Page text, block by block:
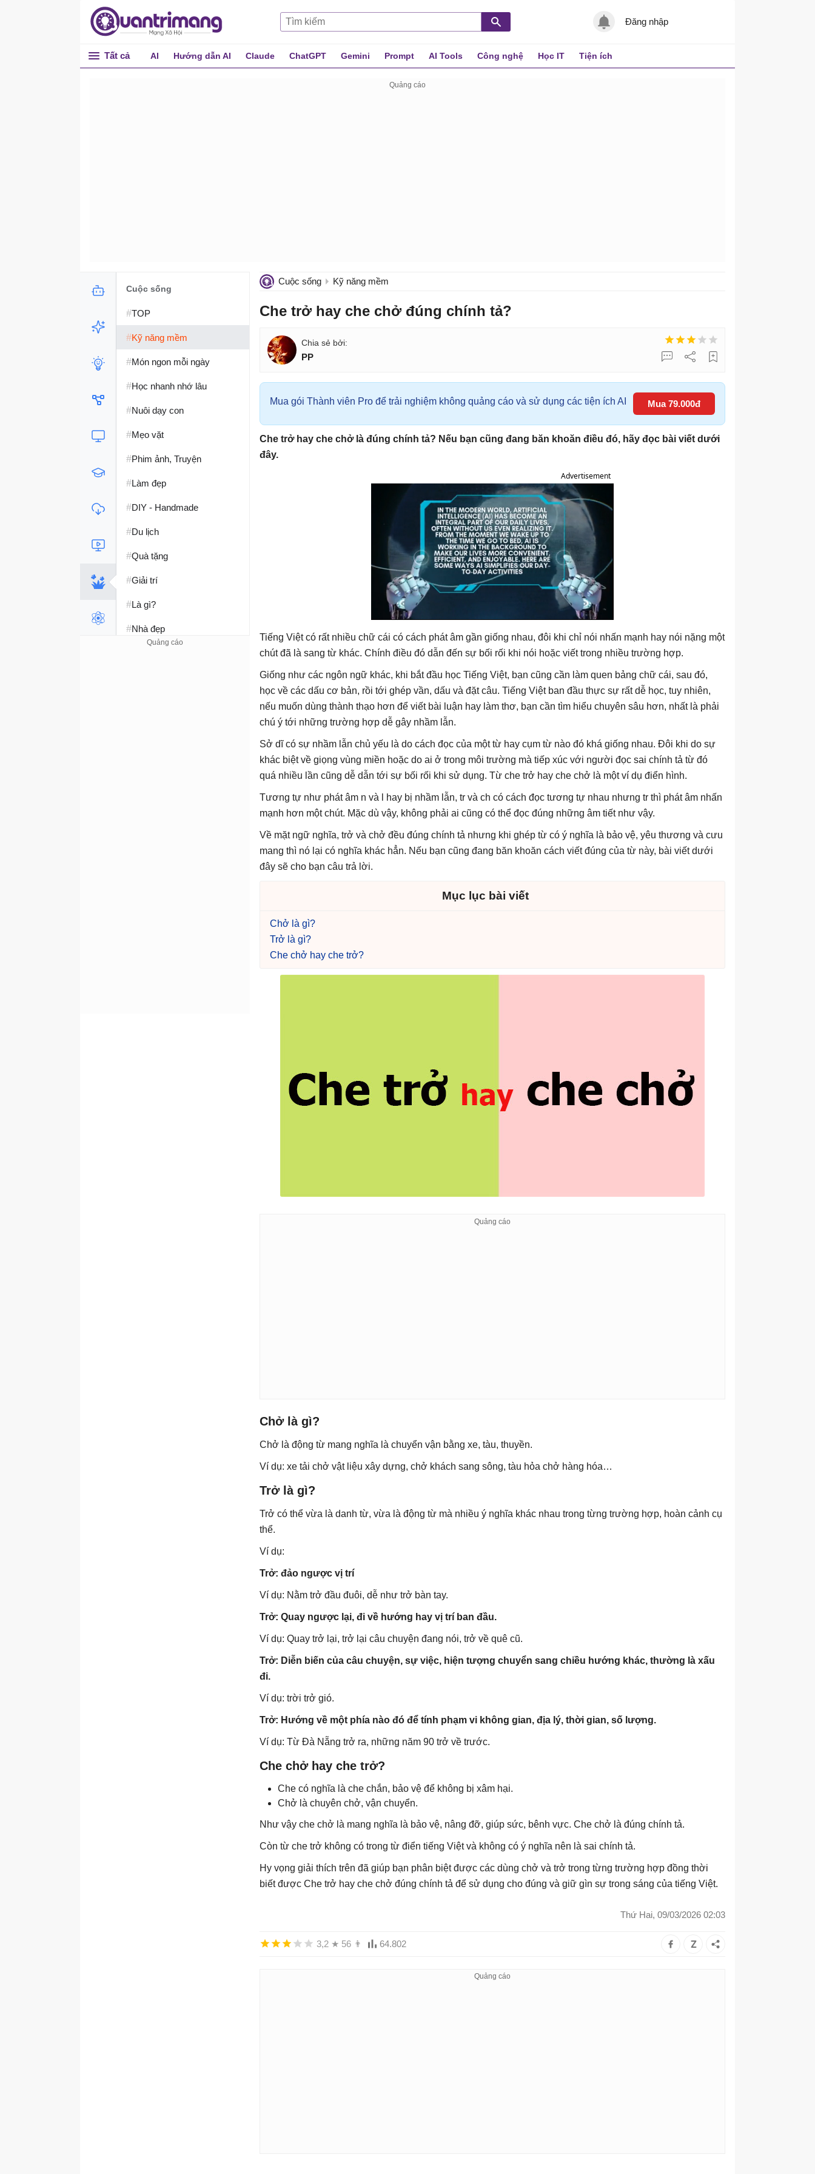
Đăng nhập
Tất cả AI Hướng dẫn AI Claude ChatGPT Gemini Prompt AI Tools Công nghệ Học IT Tiện ích
Cuộc sống Kỹ năng mềm
Che trở hay che chở đúng chính tả?
PP
Mua gói Thành viên Pro để trải nghiệm không quảng cáo và sử dụng các tiện ích AI Mua 79.000đ
Che trở hay che chở là đúng chính tả? Nếu bạn cũng đang băn khoăn điều đó, hãy đọc bài viết dưới
đây.
Advertisement
Tiếng Việt có rất nhiều chữ cái có cách phát âm gần giống nhau, đôi khi chỉ nói nhấn mạnh hay nói nặng một
chút đã là sang từ khác. Chính điều đó dẫn đến sự bối rối khi nói hoặc viết trong nhiều trường hợp.
Giống như các ngôn ngữ khác, khi bắt đầu học Tiếng Việt, bạn cũng cần làm quen bảng chữ cái, sau đó,
học về các dấu cơ bản, rồi tới ghép vần, dấu và đặt câu. Tiếng Việt ban đầu thực sự rất dễ học, tuy nhiên,
nếu muốn dùng thành thạo hơn để viết bài luận hay làm thơ, bạn cần tìm hiểu chuyên sâu hơn, nhất là phải
chú ý tới những trường hợp dễ gây nhầm lẫn.
Sở dĩ có sự nhầm lẫn chủ yếu là do cách đọc của một từ hay cụm từ nào đó khá giống nhau. Đôi khi do sự
khác biệt về giọng vùng miền hoặc do ai ở trong môi trường mà tiếp xúc với người đọc sai chính tả từ đó
quá nhiều lần cũng dễ dẫn tới sự bối rối khi sử dụng. Từ che trở hay che chở là một ví dụ điển hình.
Tương tự như phát âm n và l hay bị nhầm lẫn, tr và ch có cách đọc tương tự nhau nhưng tr thì phát âm nhấn
mạnh hơn một chút. Mặc dù vậy, không phải ai cũng có thể đọc đúng những âm tiết như vậy.
Về mặt ngữ nghĩa, trở và chở đều đúng chính tả nhưng khi ghép từ có ý nghĩa là bảo vệ, yêu thương và cưu
mang thì nó lại có nghĩa khác hẳn. Nếu bạn cũng đang băn khoăn cách viết đúng của từ này, bài viết dưới
đây sẽ cho bạn câu trả lời.
Mục lục bài viết
Chở là gì?
Trở là gì?
Che chở hay che trở?
Chở là gì?
Chở là động từ mang nghĩa là chuyển vận bằng xe, tàu, thuyền.
Ví dụ: xe tải chở vật liệu xây dựng, chở khách sang sông, tàu hỏa chở hàng hóa…
Trở là gì?
Trở có thể vừa là danh từ, vừa là động từ mà nhiều ý nghĩa khác nhau trong từng trường hợp, hoàn cảnh cụ
thể.
Ví dụ:
Trở: đảo ngược vị trí
Ví dụ: Nằm trở đầu đuôi, dễ như trở bàn tay.
Trở: Quay ngược lại, đi về hướng hay vị trí ban đầu.
Ví dụ: Quay trở lại, trở lại câu chuyện đang nói, trở về quê cũ.
Trở: Diễn biến của câu chuyện, sự việc, hiện tượng chuyển sang chiều hướng khác, thường là xấu
đi.
Ví dụ: trời trở gió.
Trở: Hướng về một phía nào đó để tính phạm vi không gian, địa lý, thời gian, số lượng.
Ví dụ: Từ Đà Nẵng trở ra, những năm 90 trở về trước.
Che chở hay che trở?
Che có nghĩa là che chắn, bảo vệ để không bị xâm hại.
Chở là chuyên chở, vận chuyển.
Như vậy che chở là mang nghĩa là bảo vệ, nâng đỡ, giúp sức, bênh vực. Che chở là đúng chính tả.
Còn từ che trở không có trong từ điển tiếng Việt và không có ý nghĩa nên là sai chính tả.
Hy vọng giải thích trên đã giúp bạn phân biệt được các dùng chở và trở trong từng trường hợp đồng thời
biết được Che trở hay che chở đúng chính tả để sử dụng cho đúng và giữ gìn sự trong sáng của tiếng Việt.
Thứ Hai, 09/03/2026 02:03
3,2 ★ 56 👨 64.802
Cuộc sống
#TOP
#Kỹ năng mềm
#Món ngon mỗi ngày
#Học nhanh nhớ lâu
#Nuôi dạy con
#Mẹo vặt
#Phim ảnh, Truyện
#Làm đẹp
#DIY - Handmade
#Du lịch
#Quà tặng
#Giải trí
#Là gì?
#Nhà đẹp